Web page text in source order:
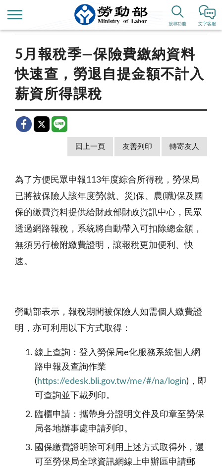
文字客服
搜尋功能
新聞公告 歷史新聞
5月報稅季—保險費繳納資料
快速查，勞退自提金額不計入
薪資所得課稅
回上一頁 友善列印 轉寄友人
為了方便民眾申報113年度綜合所得稅，勞保局
已將被保險人該年度勞(就、災)保、農(職)保及國
保的繳費資料提供給財政部財政資訊中心，民眾
透過網路報稅，系統將自動帶入可扣除總金額，
無須另行檢附繳費證明，讓報稅更加便利、快
速。
勞動部表示，報稅期間被保險人如需個人繳費證
明，亦可利用以下方式取得：
線上查詢：登入勞保局e化服務系統個人網
路申報及查詢作業
( https://edesk.bli.gov.tw/me/#/na/login)，即
可查詢並下載列印。
臨櫃申請：攜帶身分證明文件及印章至勞保
局各地辦事處申請列印。
國保繳費證明除可利用上述方式取得外，還
可至勞保局全球資訊網線上申辦區申請郵